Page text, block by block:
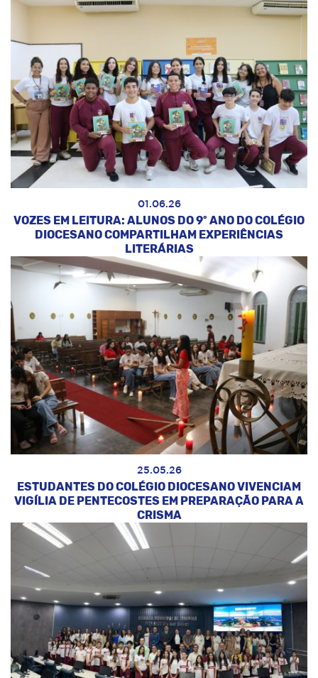
01.06.26
VOZES EM LEITURA: ALUNOS DO 9º ANO DO COLÉGIO
DIOCESANO COMPARTILHAM EXPERIÊNCIAS
LITERÁRIAS
25.05.26
ESTUDANTES DO COLÉGIO DIOCESANO VIVENCIAM
VIGÍLIA DE PENTECOSTES EM PREPARAÇÃO PARA A
CRISMA